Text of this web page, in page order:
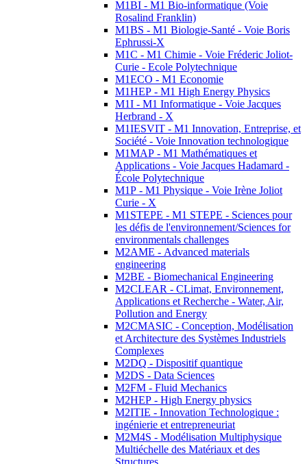
M1BI - M1 Bio-informatique (Voie
Rosalind Franklin)
M1BS - M1 Biologie-Santé - Voie Boris
Ephrussi-X
M1C - M1 Chimie - Voie Fréderic Joliot-
Curie - Ecole Polytechnique
M1ECO - M1 Economie
M1HEP - M1 High Energy Physics
M1I - M1 Informatique - Voie Jacques
Herbrand - X
M1IESVIT - M1 Innovation, Entreprise, et
Société - Voie Innovation technologique
M1MAP - M1 Mathématiques et
Applications - Voie Jacques Hadamard -
École Polytechnique
M1P - M1 Physique - Voie Irène Joliot
Curie - X
M1STEPE - M1 STEPE - Sciences pour
les défis de l'environnement/Sciences for
environmentals challenges
M2AME - Advanced materials
engineering
M2BE - Biomechanical Engineering
M2CLEAR - CLimat, Environnement,
Applications et Recherche - Water, Air,
Pollution and Energy
M2CMASIC - Conception, Modélisation
et Architecture des Systèmes Industriels
Complexes
M2DQ - Dispositif quantique
M2DS - Data Sciences
M2FM - Fluid Mechanics
M2HEP - High Energy physics
M2ITIE - Innovation Technologique :
ingénierie et entrepreneuriat
M2M4S - Modélisation Multiphysique
Multiéchelle des Matériaux et des
Structures